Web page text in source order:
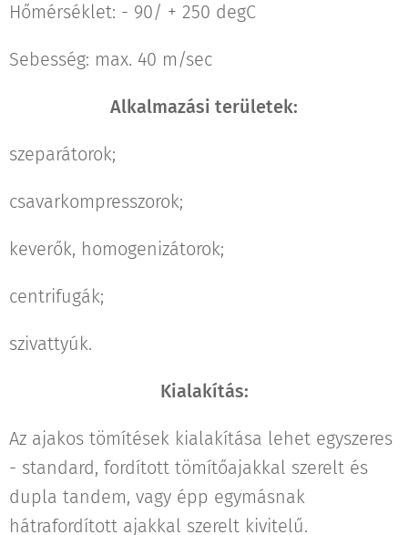
Hőmérséklet: - 90/ + 250 degC
Sebesség: max. 40 m/sec
Alkalmazási területek:
szeparátorok;
csavarkompresszorok;
keverők, homogenizátorok;
centrifugák;
szivattyúk.
Kialakítás:
Az ajakos tömítések kialakítása lehet egyszeres
- standard, fordított tömítőajakkal szerelt és
dupla tandem, vagy épp egymásnak
hátrafordított ajakkal szerelt kivitelű.